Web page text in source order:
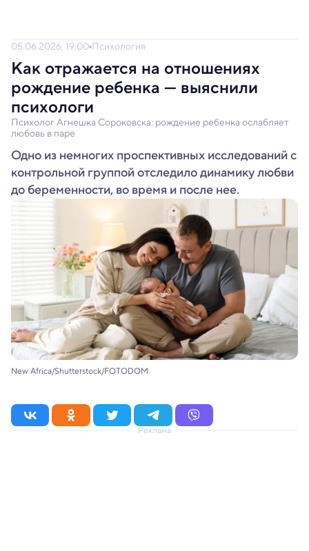
05.06.2026, 19:00 Психология
Как отражается на отношениях
рождение ребенка — выяснили
психологи
Психолог Агнешка Сороковска: рождение ребенка ослабляет
любовь в паре
Одно из немногих проспективных исследований с
контрольной группой отследило динамику любви
до беременности, во время и после нее.
New Africa/Shutterstock/FOTODOM
Реклама